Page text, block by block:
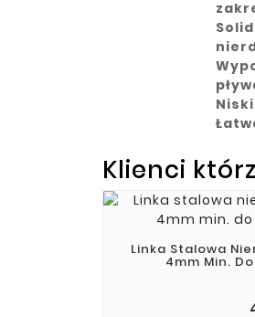
Klienci
Linka Stalowa
4mm Min.